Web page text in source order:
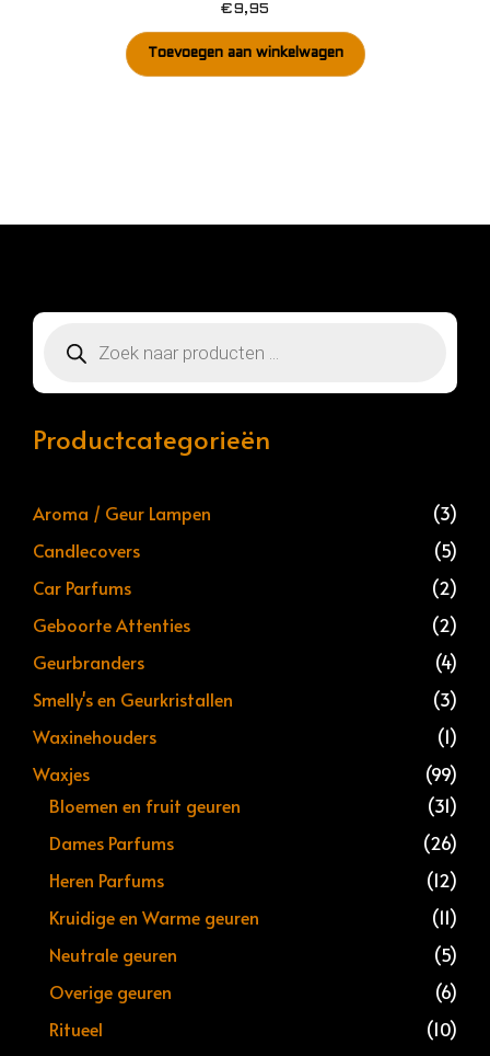
€9,95
Toevoegen aan winkelwagen
zoeken
Productcategorieën
Aroma / Geur Lampen
(3)
Candlecovers
(5)
Car Parfums
(2)
Geboorte Attenties
(2)
Geurbranders
(4)
Smelly's en Geurkristallen
(3)
Waxinehouders
(1)
Waxjes
(99)
Bloemen en fruit geuren
(31)
Dames Parfums
(26)
Heren Parfums
(12)
Kruidige en Warme geuren
(11)
Neutrale geuren
(5)
Overige geuren
(6)
Ritueel
(10)